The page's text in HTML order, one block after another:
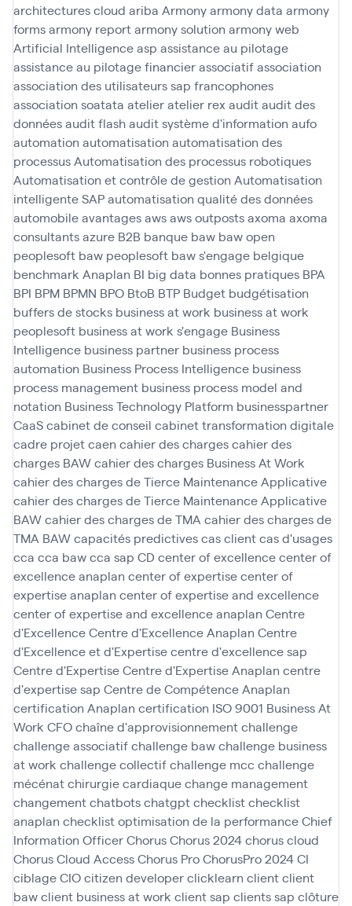
architectures cloud ariba Armonyarmony data armony
formsarmony reportarmony solution armony web
Artificial Intelligenceasp assistance au pilotage
assistance au pilotage financierassociatifassociation
association des utilisateurs sap francophones
association soatata atelieratelier rex auditaudit des
donnéesaudit flashaudit système d'information aufo
automation automatisation automatisation des
processusAutomatisation des processus robotiques
Automatisation et contrôle de gestion Automatisation
intelligente SAPautomatisation qualité des données
automobileavantagesawsaws outpostsaxoma axoma
consultantsazure B2B banque baw baw open
peoplesoft baw peoplesoft baw s'engage belgique
benchmark Anaplan BI big data bonnes pratiques BPA
BPI BPM BPMN BPO BtoB BTP Budget budgétisation
buffers de stocks business at work business at work
peoplesoft business at work s'engage Business
Intelligence business partner business process
automation Business Process Intelligence business
process management business process model and
notation Business Technology Platform businesspartner
CaaScabinet de conseil cabinet transformation digitale
cadre projetcaen cahier des chargescahier des
charges BAWcahier des charges Business At Work
cahier des charges de Tierce Maintenance Applicative
cahier des charges de Tierce Maintenance Applicative
BAWcahier des charges de TMA cahier des charges de
TMA BAWcapacités predictivescas clientcas d'usages
cca cca bawcca sap CD center of excellencecenter of
excellence anaplan center of expertisecenter of
expertise anaplan center of expertise and excellence
center of expertise and excellence anaplan Centre
d'ExcellenceCentre d'Excellence Anaplan Centre
d'Excellence et d'Expertisecentre d'excellence sap
Centre d'ExpertiseCentre d'Expertise Anaplan centre
d'expertise sap Centre de Compétence Anaplan
certification Anaplan certification ISO 9001 Business At
Work CFOchaîne d'approvisionnementchallenge
challenge associatifchallenge bawchallenge business
at work challenge collectifchallenge mcc challenge
mécénat chirurgie cardiaquechange management
changementchatbotschatgptchecklistchecklist
anaplan checklist optimisation de la performanceChief
Information OfficerChorusChorus 2024chorus cloud
Chorus Cloud AccessChorus ProChorusPro 2024CI
ciblageCIOcitizen developerclicklearn clientclient
bawclient business at work client sap clients sap clôture